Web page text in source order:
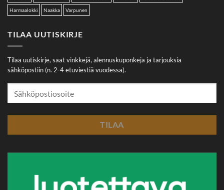
Harmaalokki Naakka Varpunen
TILAA UUTISKIRJE
Tilaa uutiskirje, saat vinkkejä, alennuskuponkeja ja tarjouksia
sähköpostiin (n. 2-4 etuviestiä vuodessa).